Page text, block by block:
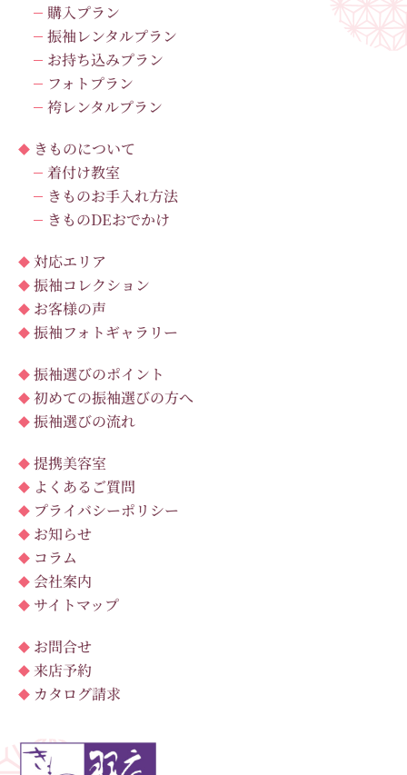
購入プラン
振袖レンタルプラン
お持ち込みプラン
フォトプラン
袴レンタルプラン
きものについて
着付け教室
きものお手入れ方法
きものDEおでかけ
対応エリア
振袖コレクション
お客様の声
振袖フォトギャラリー
振袖選びのポイント
初めての振袖選びの方へ
振袖選びの流れ
提携美容室
よくあるご質問
プライバシーポリシー
お知らせ
コラム
会社案内
サイトマップ
お問合せ
来店予約
カタログ請求